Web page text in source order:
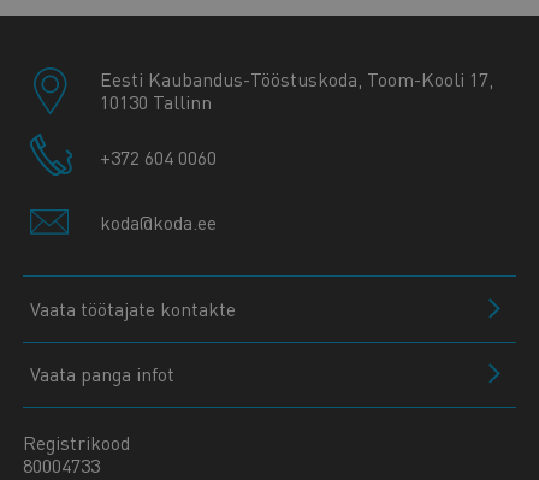
Eesti Kaubandus-Tööstuskoda, Toom-Kooli 17,
10130 Tallinn
+372 604 0060
koda@koda.ee
Vaata töötajate kontakte
Vaata panga infot
Registrikood
80004733